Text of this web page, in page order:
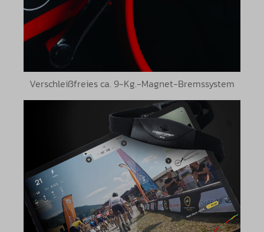
Verschleißfreies ca. 9-Kg.-Magnet-Bremssystem